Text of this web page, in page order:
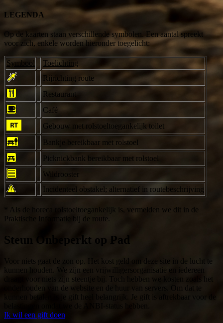
LEGENDA
Op de kaarten staan verschillende symbolen. Een aantal spreekt
voor zich, enkele worden hieronder toegelicht:
Symbool
Toelichting
Rijrichting route
Restaurant
Café
Gebouw met rolstoeltoegankelijk toilet
Bankje bereikbaar met rolstoel
Picknickbank bereikbaar met rolstoel
Wildrooster
Incidenteel obstakel; alternatief in routebeschrijving
* Als de horeca rolstoeltoegankelijk is, vermelden we dit in de
Praktische Informatie bij de route.
Steun Onbeperkt op Pad
Voor niets gaat de zon op. Het kost geld om deze site in de lucht te
kunnen houden. We zijn een vrijwilligersorganisatie en iedereen
draagt voor niets zijn steentje bij. Toch hebben we kosten zoals het
onderhouden van de website en de huur van servers. Om dat te
kunnen betalen is je gift heel belangrijk. Je gift is aftrekbaar voor de
belastingen omdat we de ANBI-status hebben.
Ik wil een gift doen